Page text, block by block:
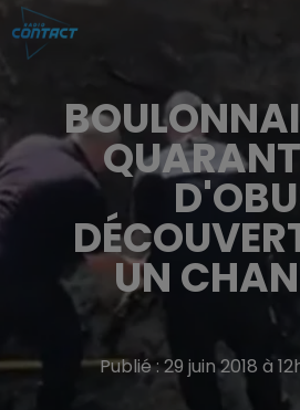
UN
Publié : 29 juin 2018 à